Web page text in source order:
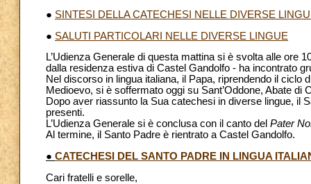
● SINTESI DELLA CATECHESI NELLE DIVERSE
● SALUTI PARTICOLARI NELLE DIVERSE LINGUE
L’Udienza Generale di questa mattina si è svolta alle ore
dalla residenza estiva di Castel Gandolfo - ha incontrato
Nel discorso in lingua italiana, il Papa, riprendendo il
Medioevo, si è soffermato oggi su Sant’Oddone, Abate di
Dopo aver riassunto la Sua catechesi in diverse lingue, il
presenti.
L’Udienza Generale si è conclusa con il canto del Pater
Al termine, il Santo Padre è rientrato a Castel Gandolfo.
● CATECHESI DEL SANTO PADRE IN LINGUA
Cari fratelli e sorelle,